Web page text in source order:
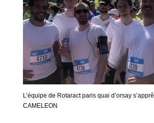
L’équipe de Rotaract paris quai d’orsay
CAMELEON